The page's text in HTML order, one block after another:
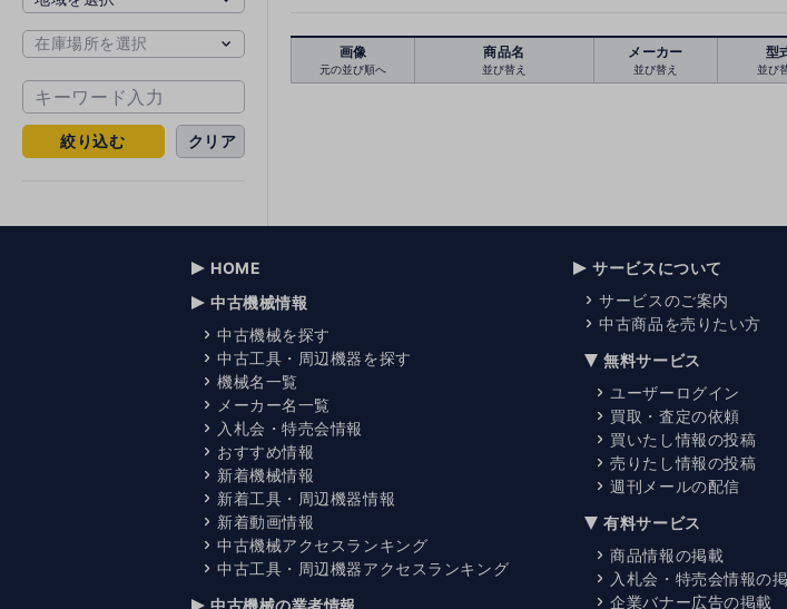
絞り込む クリア
画像
元の並び順へ
商品名
並び替え
メーカー
並び替え
型
並び
HOME
中古機械情報
中古機械を探す
中古工具・周辺機器を探す
機械名一覧
メーカー名一覧
入札会・特売会情報
おすすめ情報
新着機械情報
新着工具・周辺機器情報
新着動画情報
中古機械アクセスランキング
中古工具・周辺機器アクセスランキング
中古機械の業者情報
サービスについて
サービスのご案内
中古商品を売りたい方
無料サービス
ユーザーログイン
買取・査定の依頼
買いたし情報の投稿
売りたし情報の投稿
週刊メールの配信
有料サービス
商品情報の掲載
入札会・特売会情報の
企業バナー広告の掲載